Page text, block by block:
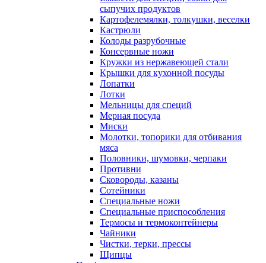
сыпучих продуктов
Картофелемялки, толкушки, веселки
Кастрюли
Колоды разрубочные
Консервные ножи
Кружки из нержавеющей стали
Крышки для кухонной посуды
Лопатки
Лотки
Мельницы для специй
Мерная посуда
Миски
Молотки, топорики для отбивания
мяса
Половники, шумовки, черпаки
Противни
Сковороды, казаны
Сотейники
Специальные ножи
Специальные приспособления
Термосы и термоконтейнеры
Чайники
Чистки, терки, прессы
Щипцы